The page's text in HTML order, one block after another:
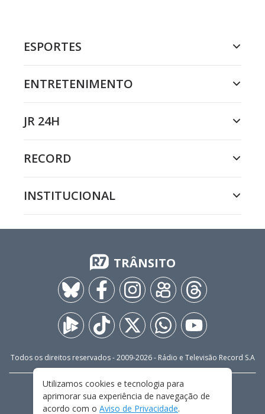
ESPORTES
ENTRETENIMENTO
JR 24H
RECORD
INSTITUCIONAL
TRÂNSITO
Todos os direitos reservados - 2009-2026- Rádio e Televisão Record S.A
FALE CONOSCO
PRIVACIDADE
TERMOS E CONDIÇÕES DE USO
Utilizamos cookies e tecnologia para
aprimorar sua experiência de navegação de
acordo com o Aviso de Privacidade.